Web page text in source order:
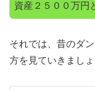
資産２５００万円
それでは、昔のダ
方を見ていきましょ